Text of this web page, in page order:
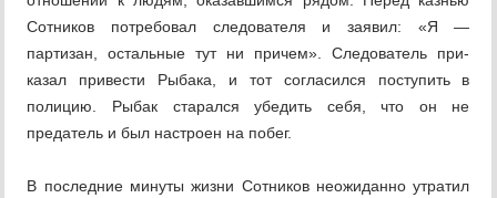
Сотников потребовал следователя и заявил: «Я —
партизан, ос­тальные тут ни причем». Следователь при­
казал привести Рыбака, и тот согласился поступить в
полицию. Рыбак старался убе­дить себя, что он не
предатель и был наст­роен на побег.
В последние минуты жизни Сотников нео­жиданно утратил